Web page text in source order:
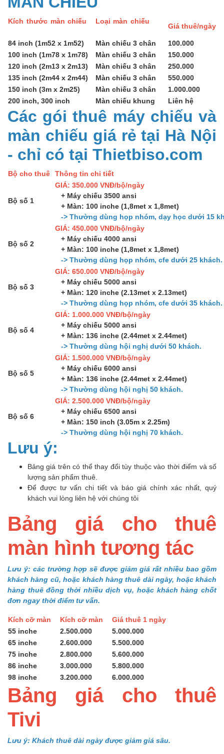
Kích thước màn chiếu Loại màn chiếu
Giá thuê/ngày
84 inch (1m52 x 1m52)
Màn chiếu 3 chân
100.000
100 inch (1m78 x 1m78)
Màn chiếu 3 chân
150.000
120 inch (2m13 x 2m13)
Màn chiếu 3 chân
250.000
135 inch (2m44 x 2m44)
Màn chiếu 3 chân
550.000
150 inch (3m x 2m25)
Màn chiếu 3 chân
1.000.000
200 inch, 300 inch
Màn chiếu khung Liên hệ
Các gói thuê máy chiếu và
màn chiếu giá rẻ tại Hà Nội
- chỉ có tại Thietbiso.com
Bộ cho thuê Thông tin chi tiết
Bộ số 1
GIÁ: 350.000 VNĐ/bộ/ngày
+ Máy chiếu 3500 ansi
+ Màn: 100 inche (1,8met x 1,8met)
-> Thường dùng họp nhóm, dạy học dưới 15
Bộ số 2
GIÁ: 450.000 VNĐ/bộ/ngày
+ Máy chiếu 4000 ansi
+ Màn: 100 inche (1,8met x 1,8met)
-> Thường dùng họp nhóm, cfe dưới 25 khách.
Bộ số 3
GIÁ: 650.000 VNĐ/bộ/ngày
+ Máy chiếu 5000 ansi
+ Màn: 120 inche (2.13met x 2.13met)
-> Thường dùng họp nhóm, cfe dưới 35 khách.
Bộ số 4
GIÁ: 1.000.000 VNĐ/bộ/ngày
+ Máy chiếu 5000 ansi
+ Màn: 136 inche (2.44met x 2.44met)
-> Thường dùng hội nghị dưới 50 khách.
Bộ số 5
GIÁ: 1.500.000 VNĐ/bộ/ngày
+ Máy chiếu 6000 ansi
+ Màn: 136 inche (2.44met x 2.44met)
-> Thường dùng hội nghị 50 khách.
Bộ số 6
GIÁ: 2.500.000 VNĐ/bộ/ngày
+ Máy chiếu 6500 ansi
+ Màn: 150 inch (3.05m x 2.25m)
-> Thường dùng hội nghị 70 khách.
Lưu ý:
Bảng giá trên có thể thay đổi tùy thuộc vào thời điểm và số
lượng sản phẩm thuê.
Để được tư vấn chi tiết và báo giá chính xác nhất, quý
khách vui lòng liên hệ với chúng tôi
Bảng giá cho thuê
màn hình tương tác
Lưu ý: các trường hợp sẽ được giảm giá rất nhiều bao gồm
khách hàng cũ, hoặc khách hàng thuê dài ngày, hoặc khách
hàng thuê đồng thời nhiều dịch vụ, hoặc khách hàng chốt
đơn ngay thời điểm tư vấn.
Kích cỡ màn Kích cỡ màn
Giá thuê 1 ngày
55 inche
2.500.000
5.000.000
65 inche
2.600.000
5.500.000
75 inche
2.800.000
5.600.000
86 inche
3.000.000
5.800.000
98 inche
3.200.000 6.000.000
Bảng giá cho thuê
Tivi
Lưu ý: Khách thuê dài ngày được giảm giá sâu.